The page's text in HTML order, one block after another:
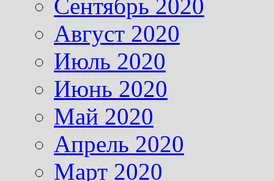
Сентябрь 2020
Август 2020
Июль 2020
Июнь 2020
Май 2020
Апрель 2020
Март 2020